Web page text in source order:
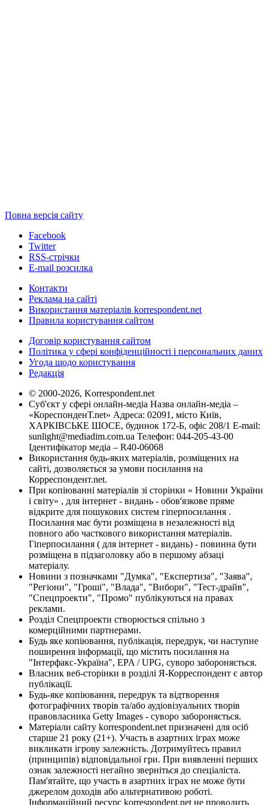
Повна версія сайту
Facebook
Twitter
RSS-стрічки
E-mail розсилка
Контакти
Реклама на сайті
Використання матеріалів korrespondent.net
Правила користування сайтом
Договір користування сайтом
Політика у сфері конфіденційності і персональних даних
Угода щодо користування
Редакція
© 2000-2026, Korrespondent.net
Суб'єкт у сфері онлайн-медіа Назва онлайн-медіа –
«КореспонденТ.net» Адреса: 02091, місто Київ,
ХАРКІВСЬКЕ ШОСЕ, будинок 172-Б, офіс 208/1 E-mail:
sunlight@mediadim.com.ua Телефон: 044-205-43-00
Ідентифікатор медіа – R40-06068
Використання будь-яких матеріалів, розміщених на
сайті, дозволяється за умови посилання на
Корреспондент.net.
При копіюванні матеріалів зі сторінки « Новини України
і світу» , для інтернет - видань - обов'язкове пряме
відкрите для пошукових систем гіперпосилання .
Посилання має бути розміщена в незалежності від
повного або часткового використання матеріалів.
Гіперпосилання ( для інтернет - видань) - повинна бути
розміщена в підзаголовку або в першому абзаці
матеріалу.
Новини з позначками "Думка", "Експертиза", "Заява",
"Регіони", "Гроші", "Влада", "Вибори", "Тест-драйв",
"Спецпроекти", "Промо" публікуються на правах
реклами.
Розділ Спецпроекти створюється спільно з
комерційними партнерами.
Будь яке копіювання, публікація, передрук, чи наступне
поширення інформації, що містить посилання на
"Інтерфакс-Україна", EPA / UPG, суворо забороняється.
Власник веб-сторінки в розділі Я-Корреспондент є автор
публікації.
Будь-яке копіювання, передрук та відтворення
фотографічних творів та/або аудіовізуальних творів
правовласника Getty Images - суворо забороняється.
Матеріали сайту korrespondent.net призначені для осіб
старше 21 року (21+). Участь в азартних іграх може
викликати ігрову залежність. Дотримуйтесь правил
(принципів) відповідальної гри. При виявленні перших
ознак залежності негайно зверніться до спеціаліста.
Пам'ятайте, що участь в азартних іграх не може бути
джерелом доходів або альтернативою роботі.
Інформаційний ресурс korrespondent.net не проводить